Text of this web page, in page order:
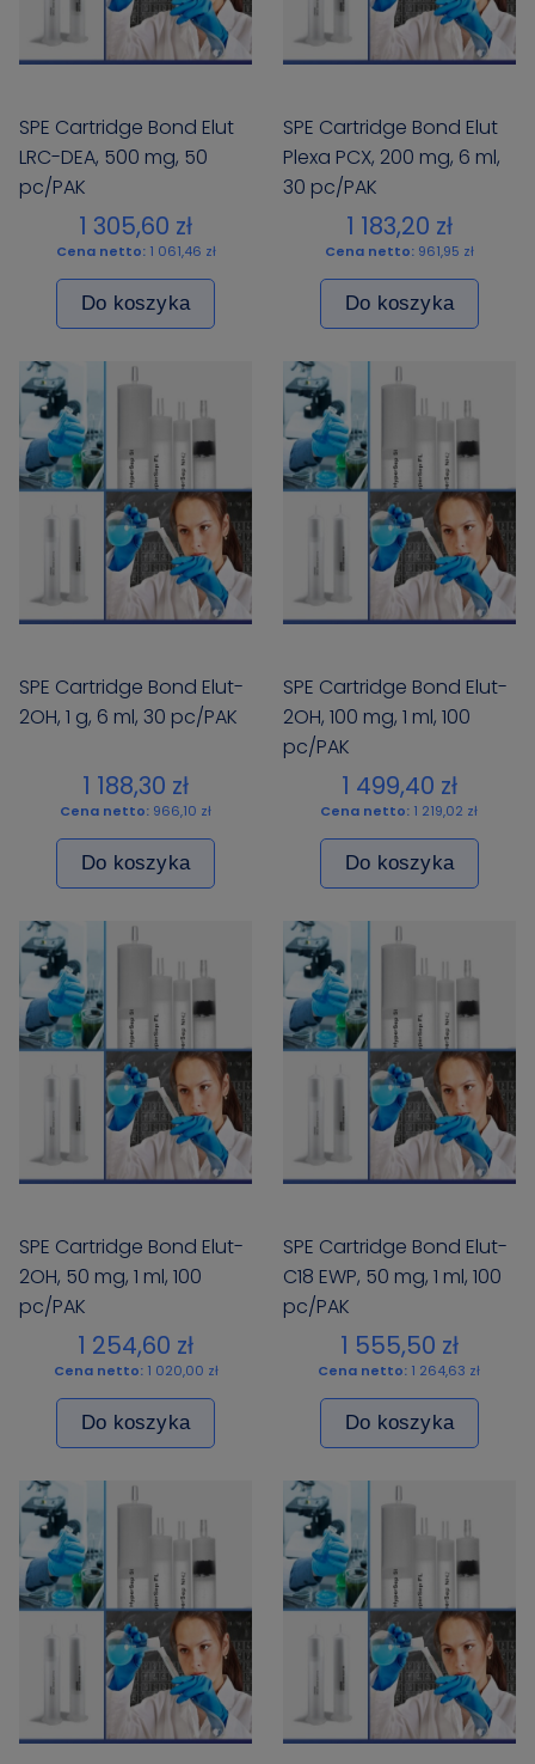
SPE Cartridge Bond Elut
LRC-DEA, 500 mg, 50
pc/PAK
1 305,60 zł
Cena netto: 1 061,46 zł
Do koszyka
SPE Cartridge Bond Elut
Plexa PCX, 200 mg, 6 ml,
30 pc/PAK
1 183,20 zł
Cena netto: 961,95 zł
Do koszyka
SPE Cartridge Bond Elut-
2OH, 1 g, 6 ml, 30 pc/PAK
1 188,30 zł
Cena netto: 966,10 zł
Do koszyka
SPE Cartridge Bond Elut-
2OH, 100 mg, 1 ml, 100
pc/PAK
1 499,40 zł
Cena netto: 1 219,02 zł
Do koszyka
SPE Cartridge Bond Elut-
2OH, 50 mg, 1 ml, 100
pc/PAK
1 254,60 zł
Cena netto: 1 020,00 zł
Do koszyka
SPE Cartridge Bond Elut-
C18 EWP, 50 mg, 1 ml, 100
pc/PAK
1 555,50 zł
Cena netto: 1 264,63 zł
Do koszyka